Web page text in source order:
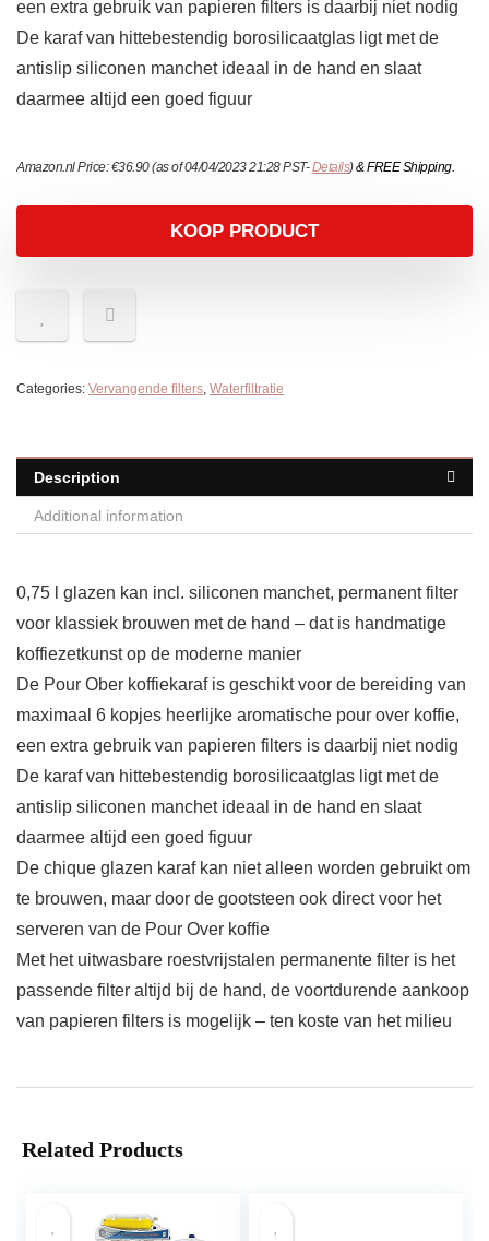
een extra gebruik van papieren filters is daarbij niet nodig
De karaf van hittebestendig borosilicaatglas ligt met de
antislip siliconen manchet ideaal in de hand en slaat
daarmee altijd een goed figuur
Amazon.nl Price:€36.90(as of 04/04/2023 21:28 PST-Details)&FREE Shipping.
KOOP PRODUCT
Categories: Vervangende filters, Waterfiltratie
Description
Additional information
0,75 l glazen kan incl. siliconen manchet, permanent filter
voor klassiek brouwen met de hand – dat is handmatige
koffiezetkunst op de moderne manier
De Pour Ober koffiekaraf is geschikt voor de bereiding van
maximaal 6 kopjes heerlijke aromatische pour over koffie,
een extra gebruik van papieren filters is daarbij niet nodig
De karaf van hittebestendig borosilicaatglas ligt met de
antislip siliconen manchet ideaal in de hand en slaat
daarmee altijd een goed figuur
De chique glazen karaf kan niet alleen worden gebruikt om
te brouwen, maar door de gootsteen ook direct voor het
serveren van de Pour Over koffie
Met het uitwasbare roestvrijstalen permanente filter is het
passende filter altijd bij de hand, de voortdurende aankoop
van papieren filters is mogelijk – ten koste van het milieu
Related Products